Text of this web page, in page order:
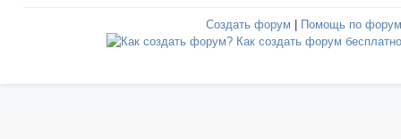
Создать форум Помощь по